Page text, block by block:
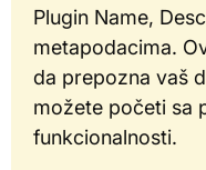
Plugin Name,
metapodacima.
da prepozna vaš
možete početi sa
funkcionalnosti.